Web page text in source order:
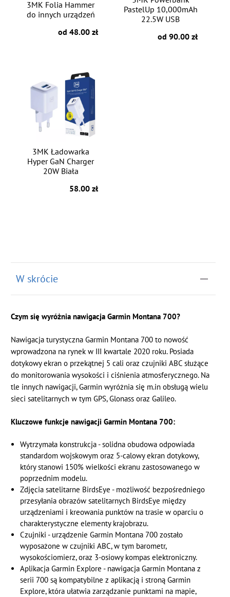
3MK Folia Hammer
do innych urządzeń
od 48.00 zł
PastelUp 10,000mAh
22.5W USB
od 90.00 zł
3MK Ładowarka
Hyper GaN Charger
20W Biała
58.00 zł
W skrócie
Czym się wyróżnia nawigacja Garmin Montana 700?
Nawigacja turystyczna Garmin Montana 700 to nowość
wprowadzona na rynek w III kwartale 2020 roku. Posiada
dotykowy ekran o przekątnej 5 cali oraz czujniki ABC służące
do monitorowania wysokości i ciśnienia atmosferycznego. Na
tle innych nawigacji, Garmin wyróżnia się m.in obsługą wielu
sieci satelitarnych w tym GPS, Glonass oraz Galileo.
Kluczowe funkcje nawigacji Garmin Montana 700:
Wytrzymała konstrukcja - solidna obudowa odpowiada
standardom wojskowym oraz 5-calowy ekran dotykowy,
który stanowi 150% wielkości ekranu zastosowanego w
poprzednim modelu.
Zdjęcia satelitarne BirdsEye - możliwość bezpośredniego
przesyłania obrazów satelitarnych BirdsEye między
urządzeniami i kreowania punktów na trasie w oparciu o
charakterystyczne elementy krajobrazu.
Czujniki - urządzenie Garmin Montana 700 zostało
wyposażone w czujniki ABC, w tym barometr,
wysokościomierz, oraz 3-osiowy kompas elektroniczny.
Aplikacja Garmin Explore - nawigacja Garmin Montana z
serii 700 są kompatybilne z aplikacją i stroną Garmin
Explore, która ułatwia zarządzanie punktami na mapie,